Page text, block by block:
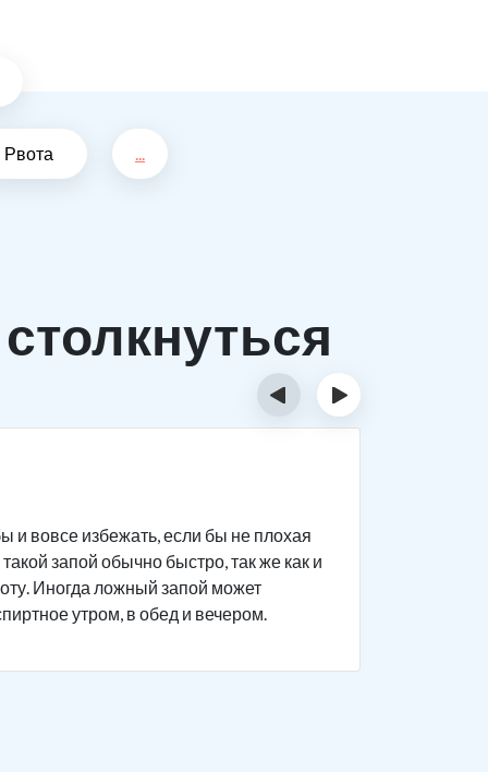
Рвота ...
и вовсе избежать, если бы не плохая
запой обычно быстро, так же как и
Иногда ложный запой может
утром, в обед и вечером.
‹ ›